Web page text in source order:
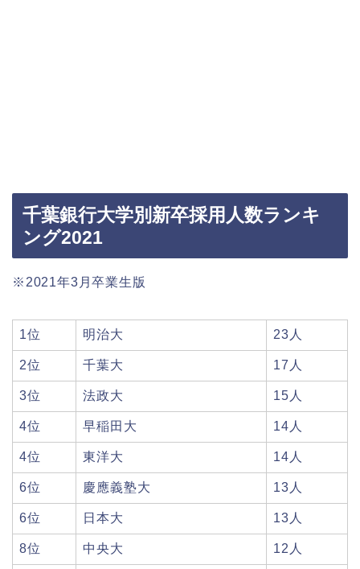
千葉銀行大学別新卒採用人数ランキ
ング2021
※2021年3月卒業生版
1位 明治大 23人
2位 千葉大 17人
3位 法政大 15人
4位 早稲田大 14人
4位 東洋大 14人
6位 慶應義塾大 13人
6位 日本大 13人
8位 中央大 12人